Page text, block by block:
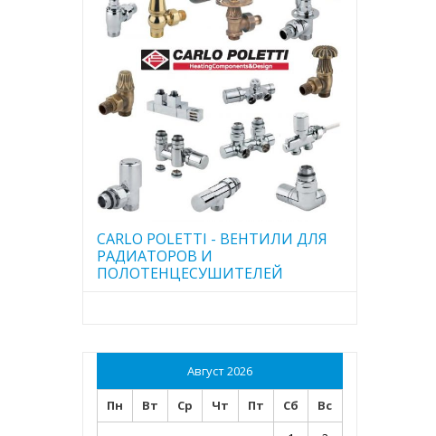
CARLO POLETTI - ВЕНТИЛИ ДЛЯ
РАДИАТОРОВ И
ПОЛОТЕНЦЕСУШИТЕЛЕЙ
Август 2026
Пн Вт Ср Чт Пт Сб
Вс